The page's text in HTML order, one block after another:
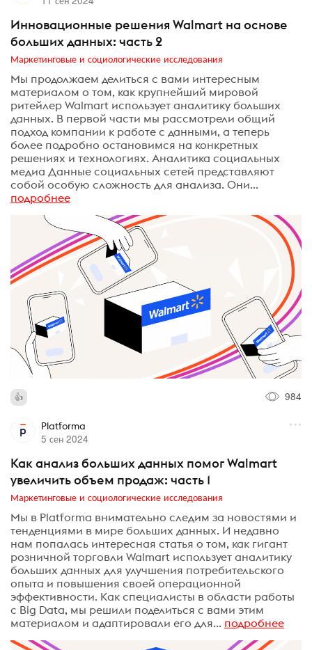
Инновационные решения Walmart на основе
больших данных: часть 2
Маркетинговые и социологические исследования
Мы продолжаем делиться с вами интересным
материалом о том, как крупнейший мировой
ритейлер Walmart использует аналитику больших
данных. В первой части мы рассмотрели общий
подход компании к работе с данными, а теперь
более подробно остановимся на конкретных
решениях и технологиях. Аналитика социальных
медиа Данные социальных сетей представляют
собой особую сложность для анализа. Они...
подробнее
984
Platforma
5 сен 2024
Как анализ больших данных помог Walmart
увеличить объем продаж: часть 1
Маркетинговые и социологические исследования
Мы в Platforma внимательно следим за новостями и
тенденциями в мире больших данных. И недавно
нам попалась интересная статья о том, как гигант
розничной торговли Walmart использует аналитику
больших данных для улучшения потребительского
опыта и повышения своей операционной
эффективности. Как специалисты в области работы
с Big Data, мы решили поделиться с вами этим
материалом и адаптировали его для... подробнее